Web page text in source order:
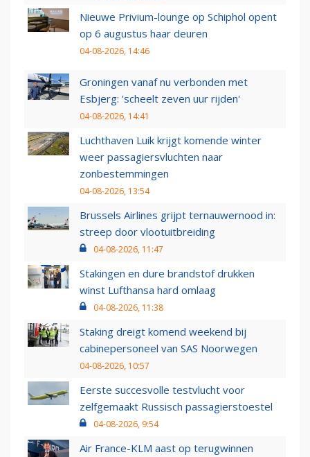
Nieuwe Privium-lounge op Schiphol opent
op 6 augustus haar deuren
04-08-2026, 14:46
Groningen vanaf nu verbonden met
Esbjerg: 'scheelt zeven uur rijden'
04-08-2026, 14:41
Luchthaven Luik krijgt komende winter
weer passagiersvluchten naar
zonbestemmingen
04-08-2026, 13:54
Brussels Airlines grijpt ternauwernood in:
streep door vlootuitbreiding
04-08-2026, 11:47
Stakingen en dure brandstof drukken
winst Lufthansa hard omlaag
04-08-2026, 11:38
Staking dreigt komend weekend bij
cabinepersoneel van SAS Noorwegen
04-08-2026, 10:57
Eerste succesvolle testvlucht voor
zelfgemaakt Russisch passagierstoestel
04-08-2026, 9:54
Air France-KLM aast op terugwinnen